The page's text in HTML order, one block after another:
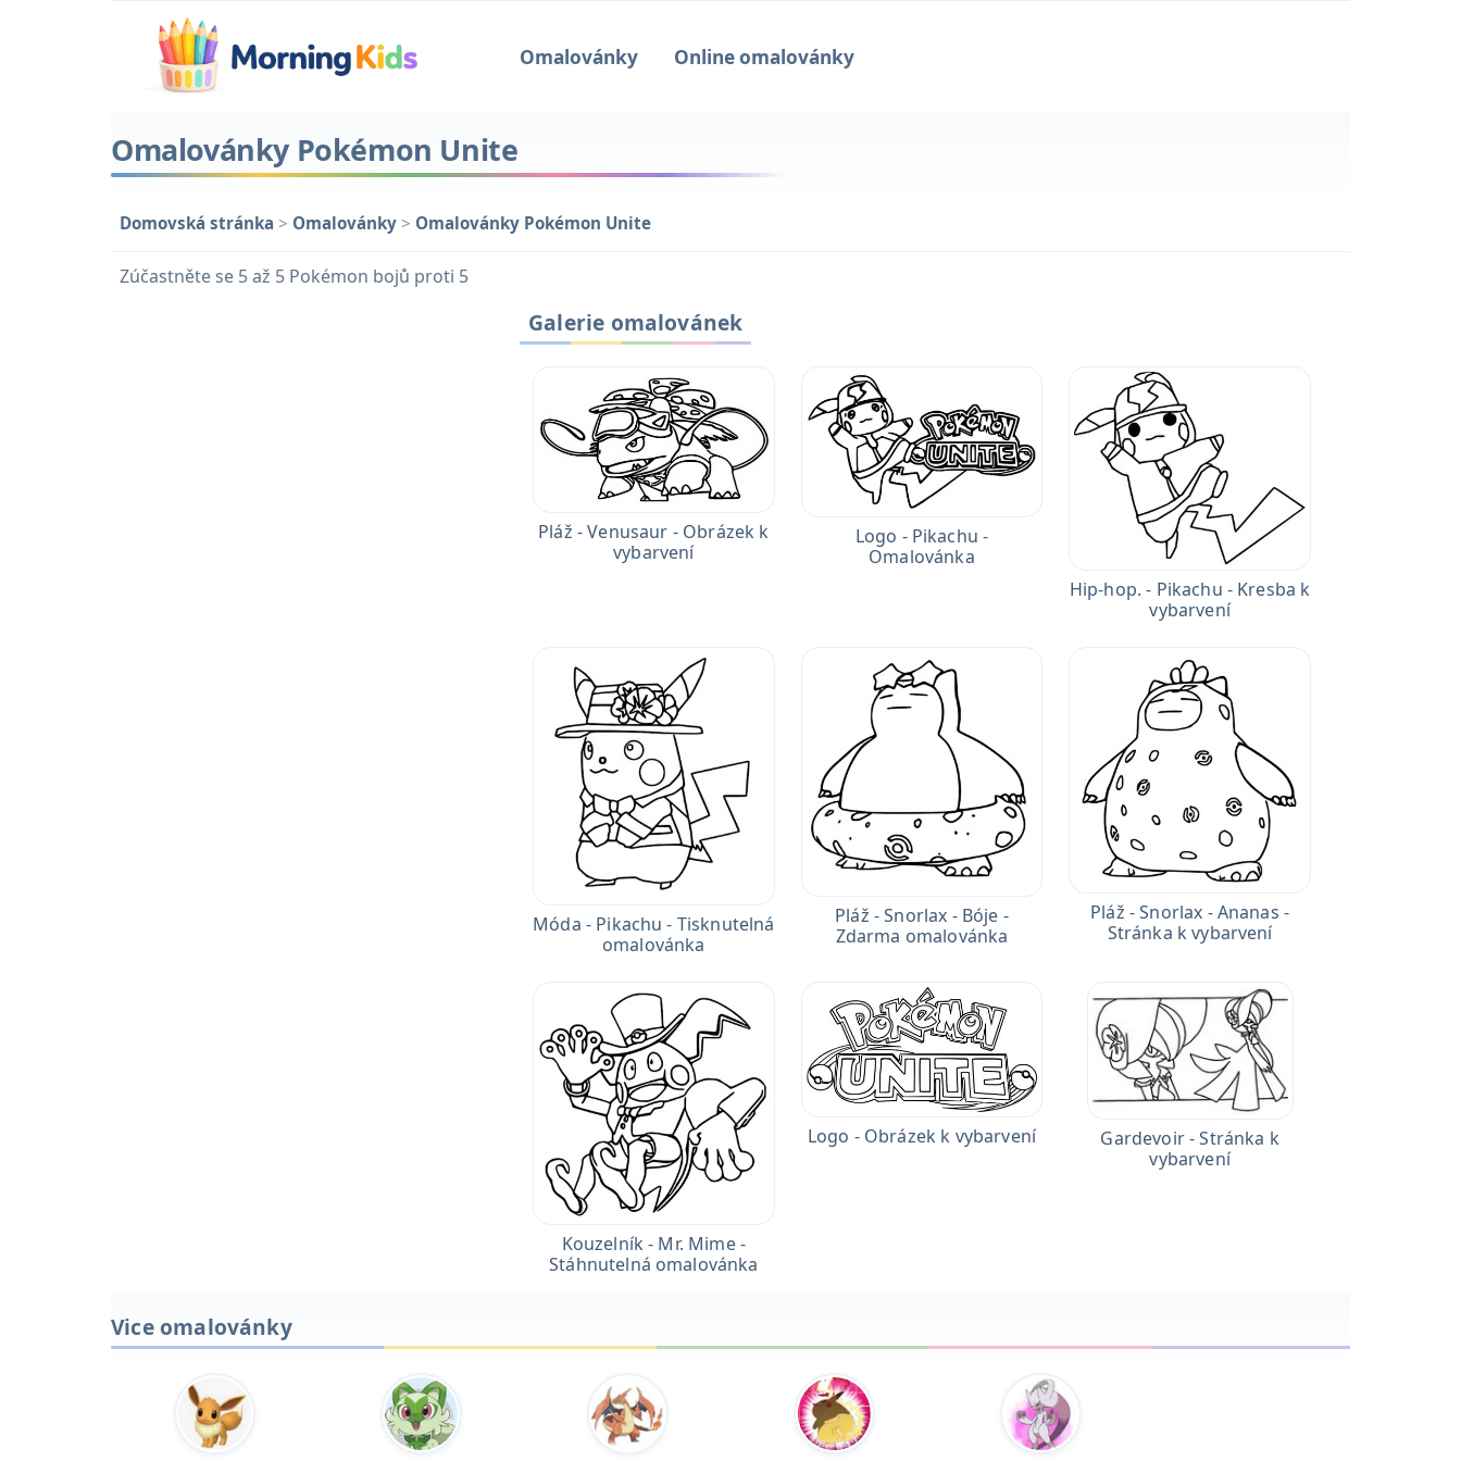
Omalovánky Online omalovánky
Omalovánky Pokémon Unite
Domovská stránka > Omalovánky > Omalovánky Pokémon Unite
Zúčastněte se 5 až 5 Pokémon bojů proti 5
Galerie omalovánek
Pláž - Venusaur - Obrázek k
vybarvení
Logo - Pikachu -
Omalovánka
Hip-hop. - Pikachu - Kresba k
vybarvení
Móda - Pikachu - Tisknutelná
omalovánka
Pláž - Snorlax - Bóje -
Zdarma omalovánka
Pláž - Snorlax - Ananas -
Stránka k vybarvení
Kouzelník - Mr. Mime -
Stáhnutelná omalovánka
Logo - Obrázek k vybarvení
Gardevoir - Stránka k
vybarvení
Vice omalovánky